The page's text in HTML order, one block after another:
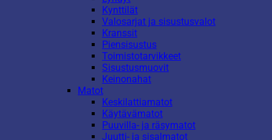
Kynttilät
Valosarjat ja sisustusvalot
Kranssit
Piensisustus
Toimistotarvikkeet
Sisustusmuovit
Keinonahat
Matot
Keskilattiamatot
Käytävämatot
Puuvilla- ja räsymatot
Juutti- ja sisalmatot